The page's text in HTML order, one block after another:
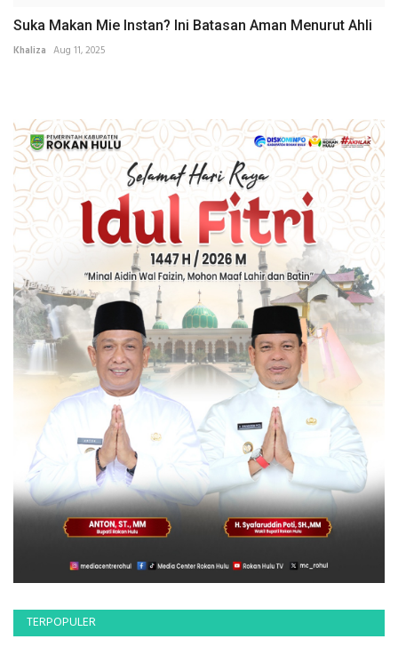
Suka Makan Mie Instan? Ini Batasan Aman Menurut Ahli
Khaliza Aug 11, 2025
TERPOPULER